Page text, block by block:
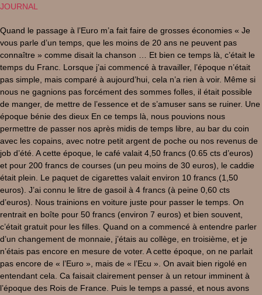
JOURNAL
Quand le passage à l’Euro m’a fait faire de grosses économies « Je
vous parle d’un temps, que les moins de 20 ans ne peuvent pas
connaître » comme disait la chanson … Et bien ce temps là, c’était le
temps du Franc. Lorsque j’ai commencé à travailler, l’époque n’était
pas simple, mais comparé à aujourd’hui, cela n’a rien à voir. Même si
nous ne gagnions pas forcément des sommes folles, il était possible
de manger, de mettre de l’essence et de s’amuser sans se ruiner. Une
époque bénie des dieux En ce temps là, nous pouvions nous
permettre de passer nos après midis de temps libre, au bar du coin
avec les copains, avec notre petit argent de poche ou nos revenus de
job d’été. A cette époque, le café valait 4,50 francs (0.65 cts d’euros)
et pour 200 francs de courses (un peu moins de 30 euros), le caddie
était plein. Le paquet de cigarettes valait environ 10 francs (1,50
euros). J’ai connu le litre de gasoil à 4 francs (à peine 0,60 cts
d’euros). Nous trainions en voiture juste pour passer le temps. On
rentrait en boîte pour 50 francs (environ 7 euros) et bien souvent,
c’était gratuit pour les filles. Quand on a commencé à entendre parler
d’un changement de monnaie, j’étais au collège, en troisième, et je
n’étais pas encore en mesure de voter. A cette époque, on ne parlait
pas encore de « l’Euro », mais de « l’Ecu ». On avait bien rigolé en
entendant cela. Ca faisait clairement penser à un retour imminent à
l’époque des Rois de France. Puis le temps a passé, et nous avons